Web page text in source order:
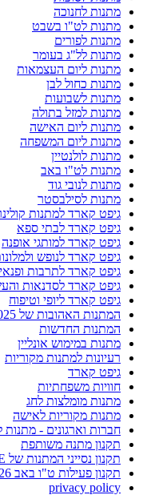
מתנות לחנוכה
מתנות לט"ו בשבט
מתנות לפורים
מתנות לל"ג בעומר
מתנות ליום העצמאות
מתנות כחול לבן
מתנות לשבועות
מתנות למזל בתולה
מתנות ליום האישה
מתנות ליום המשפחה
מתנות לולנטיין
מתנות לט"ו באב
מתנות לנובי גוד
מתנות לסילבסטר
גיפט קארד למתנות
גיפט קארד לבתי ספא
גיפט קארד למותגי אופנה
גיפט קארד לנופש
גיפט קארד לתרבות ופנאי
גיפט קארד לסדנאות
גיפט קארד ליופי וטיפוח
המתנות האהובות של 2025
המתנות החדשות
מתנות במימוש אונליין
רעיונות למתנות מקוריות
גיפט קארד
חוויות משפחתיות
מתנות מומלצות לחג
מתנות מקוריות לאישה
חברות וארגונים - מתנות
תקנון מתנה משותפת
תקנון נסייני המתנות של BUYME
תקנון פעילות ט"ו באב 2026
privacy policy